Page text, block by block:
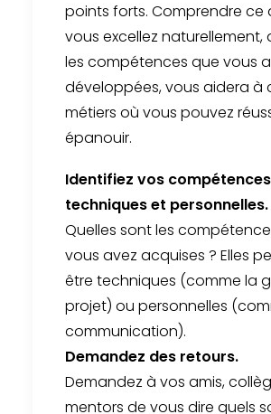
points forts. Comprendre ce
vous excellez naturellement,
les compétences que vous
développées, vous aidera à
métiers où vous pouvez
épanouir.
Identifiez vos compétences
techniques et personnelles.
Quelles sont les
vous avez acquises ? Elles
être techniques (comme la
projet) ou personnelles
communication).
Demandez des retours.
Demandez à vos amis,
mentors de vous dire quels